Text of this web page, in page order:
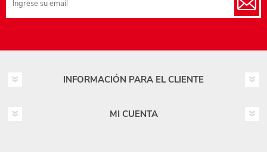
INFORMACIÓN PARA EL CLIENTE
MI CUENTA